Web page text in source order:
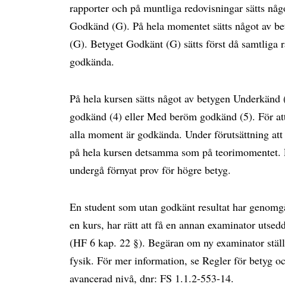
rapporter och på muntliga redovisningar sätts
Godkänd (G). På hela momentet sätts något av
(G). Betyget Godkänt (G) sätts först då samtliga
godkända.
På hela kursen sätts något av betygen
godkänd (4) eller Med beröm godkänd (5). För
alla moment är godkända. Under förutsättning
på hela kursen detsamma som på
undergå förnyat prov för högre betyg.
En student som utan godkänt resultat har
en kurs, har rätt att få en annan examinator
(HF 6 kap. 22 §). Begäran om ny examinator
fysik. För mer information, se Regler för betyg
avancerad nivå, dnr: FS 1.1.2-553-14.